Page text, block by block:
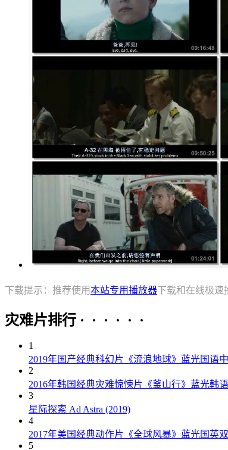
下载提示：推荐使用本站专用播放器下载和在线极速
灾难片排行 · · · · · ·
1
2019年国产经典科幻片《流浪地球》蓝光国语
2
2016年韩国经典灾难惊悚片《釜山行》蓝光韩
3
星际探索 Ad Astra (2019)
4
2017年美国经典动作片《全球风暴》蓝光国英
5